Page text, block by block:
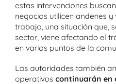
estas intervenciones
negocios utilicen andenes
trabajo, una situación que,
sector, viene afectando el
en varios puntos de la
Las autoridades también
operativos continuarán en